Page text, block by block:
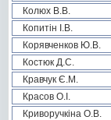
Колюх В.В.
Копитін І.В.
Корявченков Ю.В.
Костюк Д.С.
Кравчук Є.М.
Красов О.І.
Криворучкіна О.В.